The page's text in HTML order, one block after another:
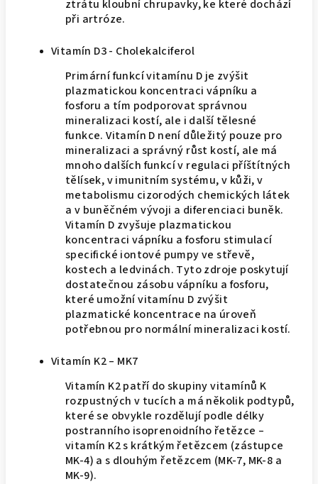
ztrátu kloubní chrupavky, ke které dochází
při artróze.
Vitamín D3 - Cholekalciferol
Primární funkcí vitamínu D je zvýšit
plazmatickou koncentraci vápníku a
fosforu a tím podporovat správnou
mineralizaci kostí, ale i další tělesné
funkce. Vitamín D není důležitý pouze pro
mineralizaci a správný růst kostí, ale má
mnoho dalších funkcí v regulaci příštítných
tělísek, v imunitním systému, v kůži, v
metabolismu cizorodých chemických látek
a v buněčném vývoji a diferenciaci buněk.
Vitamín D zvyšuje plazmatickou
koncentraci vápníku a fosforu stimulací
specifické iontové pumpy ve střevě,
kostech a ledvinách. Tyto zdroje poskytují
dostatečnou zásobu vápníku a fosforu,
které umožní vitamínu D zvýšit
plazmatické koncentrace na úroveň
potřebnou pro normální mineralizaci kostí.
Vitamín K2 – MK7
Vitamín K2 patří do skupiny vitamínů K
rozpustných v tucích a má několik podtypů,
které se obvykle rozdělují podle délky
postranního isoprenoidního řetězce –
vitamín K2 s krátkým řetězcem (zástupce
MK-4) a s dlouhým řetězcem (MK-7, MK-8 a
MK-9).